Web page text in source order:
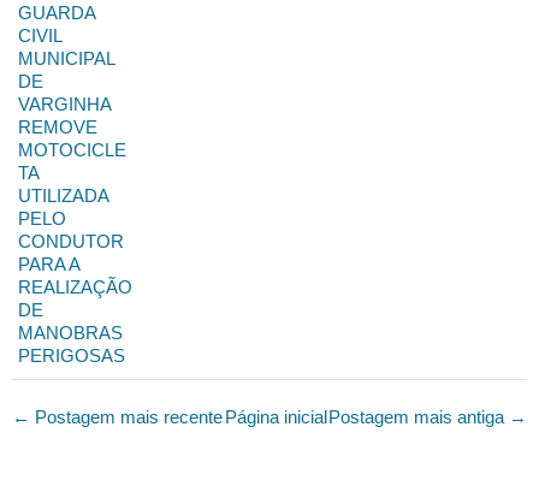
GUARDA
CIVIL
MUNICIPAL
DE
VARGINHA
REMOVE
MOTOCICLE
TA
UTILIZADA
PELO
CONDUTOR
PARA A
REALIZAÇÃO
DE
MANOBRAS
PERIGOSAS
← Postagem mais recente Postagem mais antiga →
Página inicial